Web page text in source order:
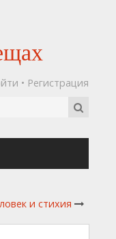
• Регистрация
и стихия